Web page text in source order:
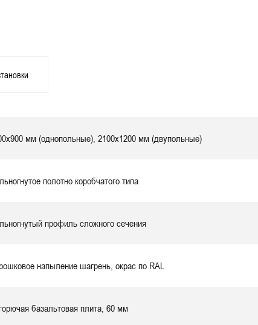
мм (однопольные), 2100х1200 мм (двупольные)
полотно коробчатого типа
профиль сложного сечения
напыление шагрень, окрас по RAL
базальтовая плита, 60 мм